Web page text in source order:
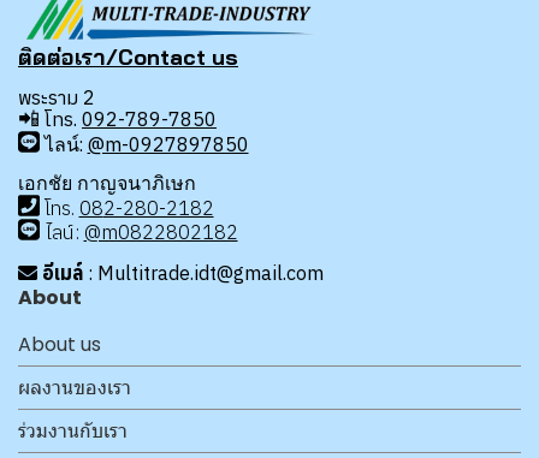
ติดต่อเรา/Contact us
พระราม 2
📲 โทร. 092-789-7850
ไลน์: @m-0927897850
เอกชัย กาญจนาภิเษก
โทร. 082-280-2182
ไลน์: @m0822802182
อีเมล์ : Multitrade.idt@gmail.com
About
About us
ผลงานของเรา
ร่วมงานกับเรา